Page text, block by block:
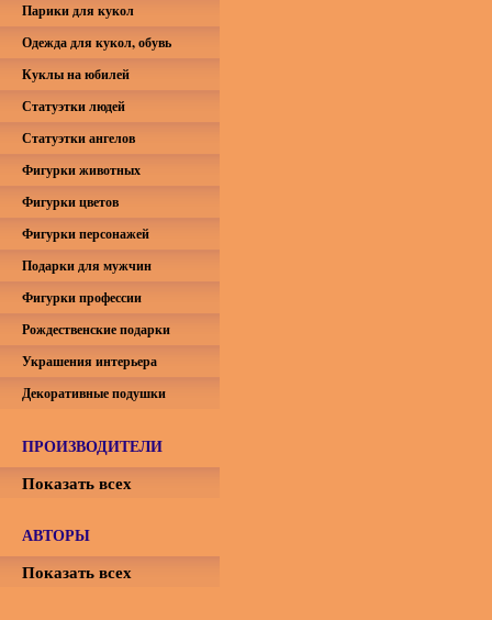
Парики для кукол
Одежда для кукол, обувь
Куклы на юбилей
Статуэтки людей
Статуэтки ангелов
Фигурки животных
Фигурки цветов
Фигурки персонажей
Подарки для мужчин
Фигурки профессии
Рождественские подарки
Украшения интерьера
Декоративные подушки
ПРОИЗВОДИТЕЛИ
Показать всех
АВТОРЫ
Показать всех